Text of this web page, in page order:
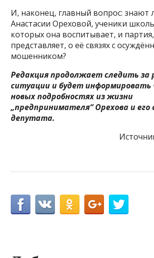
И, наконец, главный вопрос: знают
Анастасии Ореховой, ученики
которых она воспитывает, и
представляет, о её связях с
мошенником?
Редакция продолжает следить за
ситуации и будет
новых подробностях из жизни
„предпринимателя“ Орехова и его
депутата.